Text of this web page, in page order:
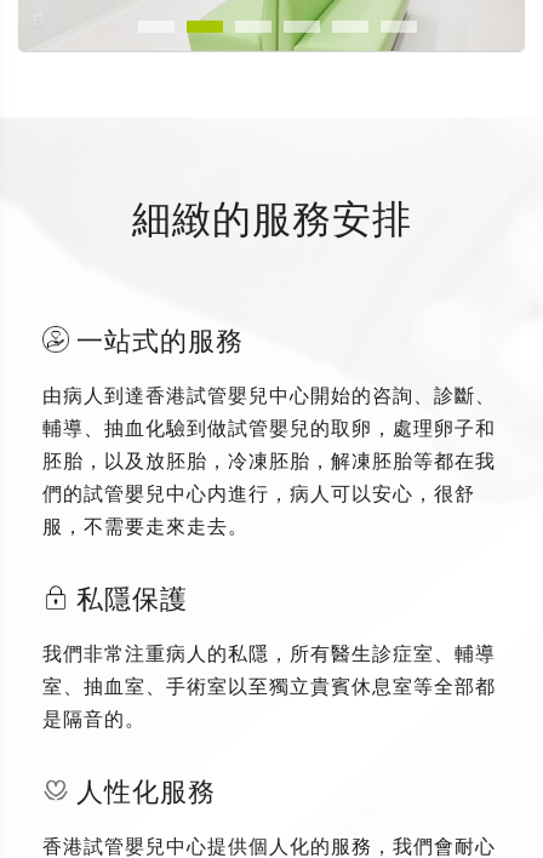
細緻的服務安排
一站式的服務
由病人到達香港試管嬰兒中心開始的咨詢、診斷、
輔導、抽血化驗到做試管嬰兒的取卵，處理卵子和
胚胎，以及放胚胎，冷凍胚胎，解凍胚胎等都在我
們的試管嬰兒中心内進行，病人可以安心，很舒
服，不需要走來走去。
私隱保護
我們非常注重病人的私隱，所有醫生診症室、輔導
室、抽血室、手術室以至獨立貴賓休息室等全部都
是隔音的。
人性化服務
香港試管嬰兒中心提供個人化的服務，我們會耐心